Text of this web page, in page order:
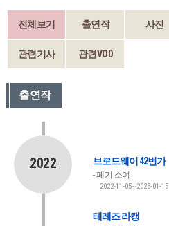
전체보기 출연작 사진
관련기사 관련VOD
출연작
2022 브로드웨이 42번가
페기 소여
2022-11-05~2023-01-15
테레즈 라캥